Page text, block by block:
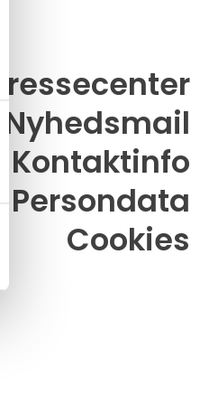
Pressecenter
Nyhedsmail
Kontaktinfo
Persondata
Cookies